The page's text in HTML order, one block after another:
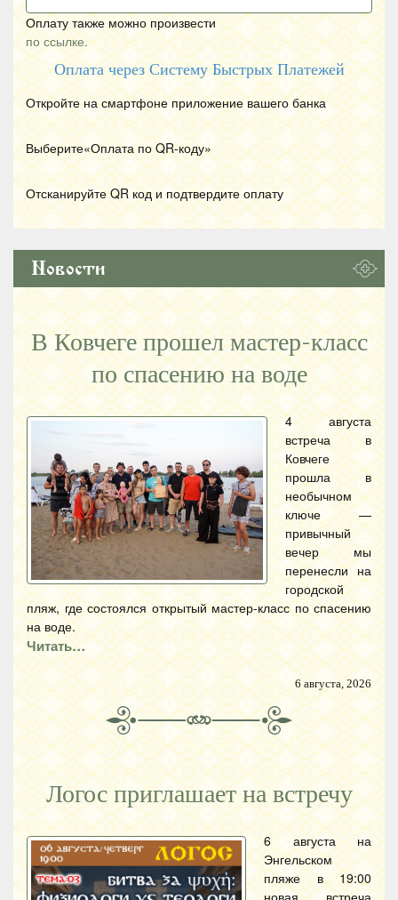
Оплату также можно произвести
по ссылке.
Оплата через Систему Быстрых Платежей
Откройте на смартфоне приложение вашего банка
Выберите«Оплата по QR-коду»
Отсканируйте QR код и подтвердите оплату
Новости
В Ковчеге прошел мастер-класс
по спасению на воде
4 августа
встреча в
Ковчеге
прошла в
необычном
ключе —
привычный
вечер мы
перенесли на
городской
пляж, где состоялся открытый мастер-класс по спасению
на воде.
Читать…
6 августа, 2026
Логос приглашает на встречу
6 августа на
Энгельском
пляже в 19:00
новая встреча